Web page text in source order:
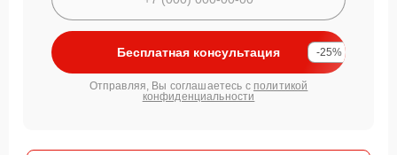
Бесплатная консультация -25%
Отправляя, Вы соглашаетесь с политикой
конфиденциальности